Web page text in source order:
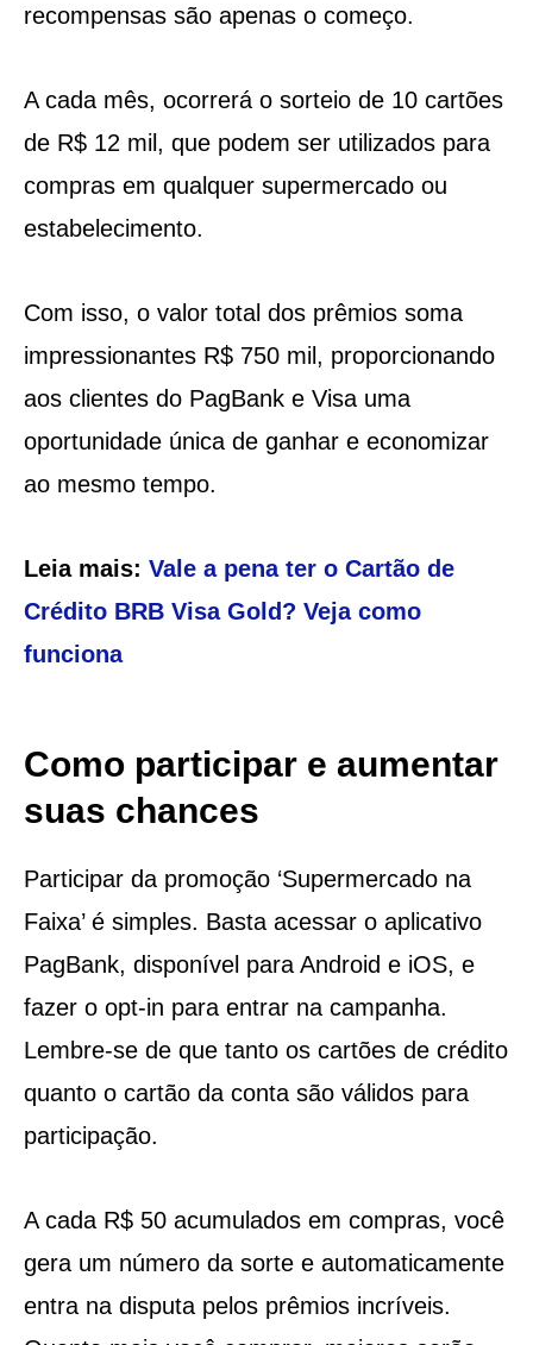
recompensas são apenas o começo.
A cada mês, ocorrerá o sorteio de 10 cartões
de R$ 12 mil, que podem ser utilizados para
compras em qualquer supermercado ou
estabelecimento.
Com isso, o valor total dos prêmios soma
impressionantes R$ 750 mil, proporcionando
aos clientes do PagBank e Visa uma
oportunidade única de ganhar e economizar
ao mesmo tempo.
Leia mais: Vale a pena ter o Cartão de
Crédito BRB Visa Gold? Veja como
funciona
Como participar e aumentar
suas chances
Participar da promoção ‘Supermercado na
Faixa’ é simples. Basta acessar o aplicativo
PagBank, disponível para Android e iOS, e
fazer o opt-in para entrar na campanha.
Lembre-se de que tanto os cartões de crédito
quanto o cartão da conta são válidos para
participação.
A cada R$ 50 acumulados em compras, você
gera um número da sorte e automaticamente
entra na disputa pelos prêmios incríveis.